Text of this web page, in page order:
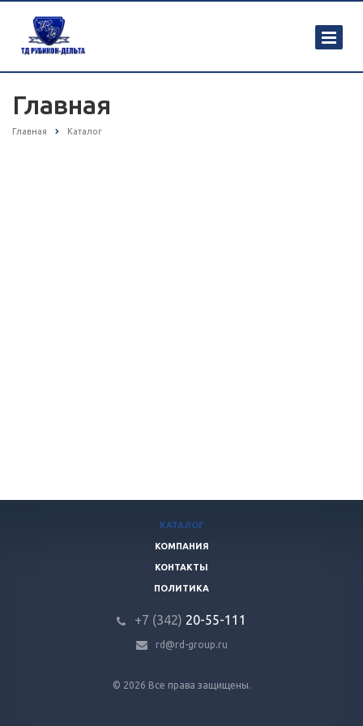
Главная
Главная Каталог
© 2026 Все права защищены.
КАТАЛОГ
КОМПАНИЯ
КОНТАКТЫ
ПОЛИТИКА
+7 (342) 20-55-111
rd@rd-group.ru